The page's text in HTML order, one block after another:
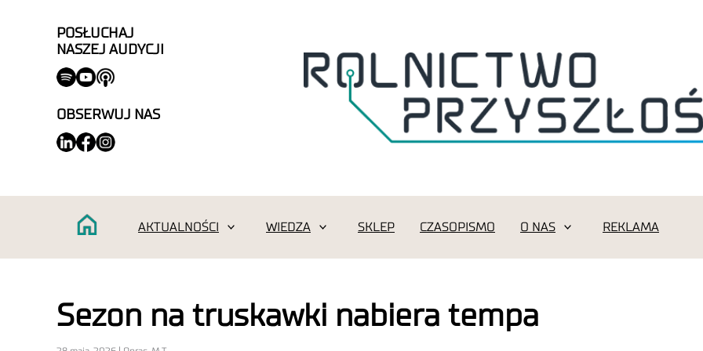
POSŁUCHAJ
NASZEJ AUDYCJI
OBSERWUJ NAS
AKTUALNOŚCI WIEDZA SKLEP CZASOPISMO O NAS REKLAMA
Sezon na truskawki nabiera tempa